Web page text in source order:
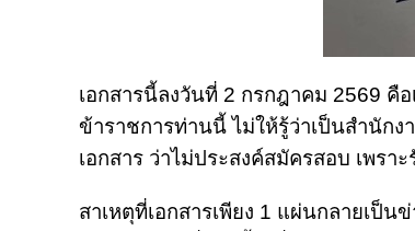
เอกสารนี้ลงวันที่ 2 กรกฎาคม 2569
ข้าราชการท่านนี้ ไม่ให้รู้ว่าเป็นสำนัก
เอกสาร ว่าไม่ประสงค์สมัครสอบ เพรา
สาเหตุที่เอกสารเพียง 1 แผ่นกลายเป็